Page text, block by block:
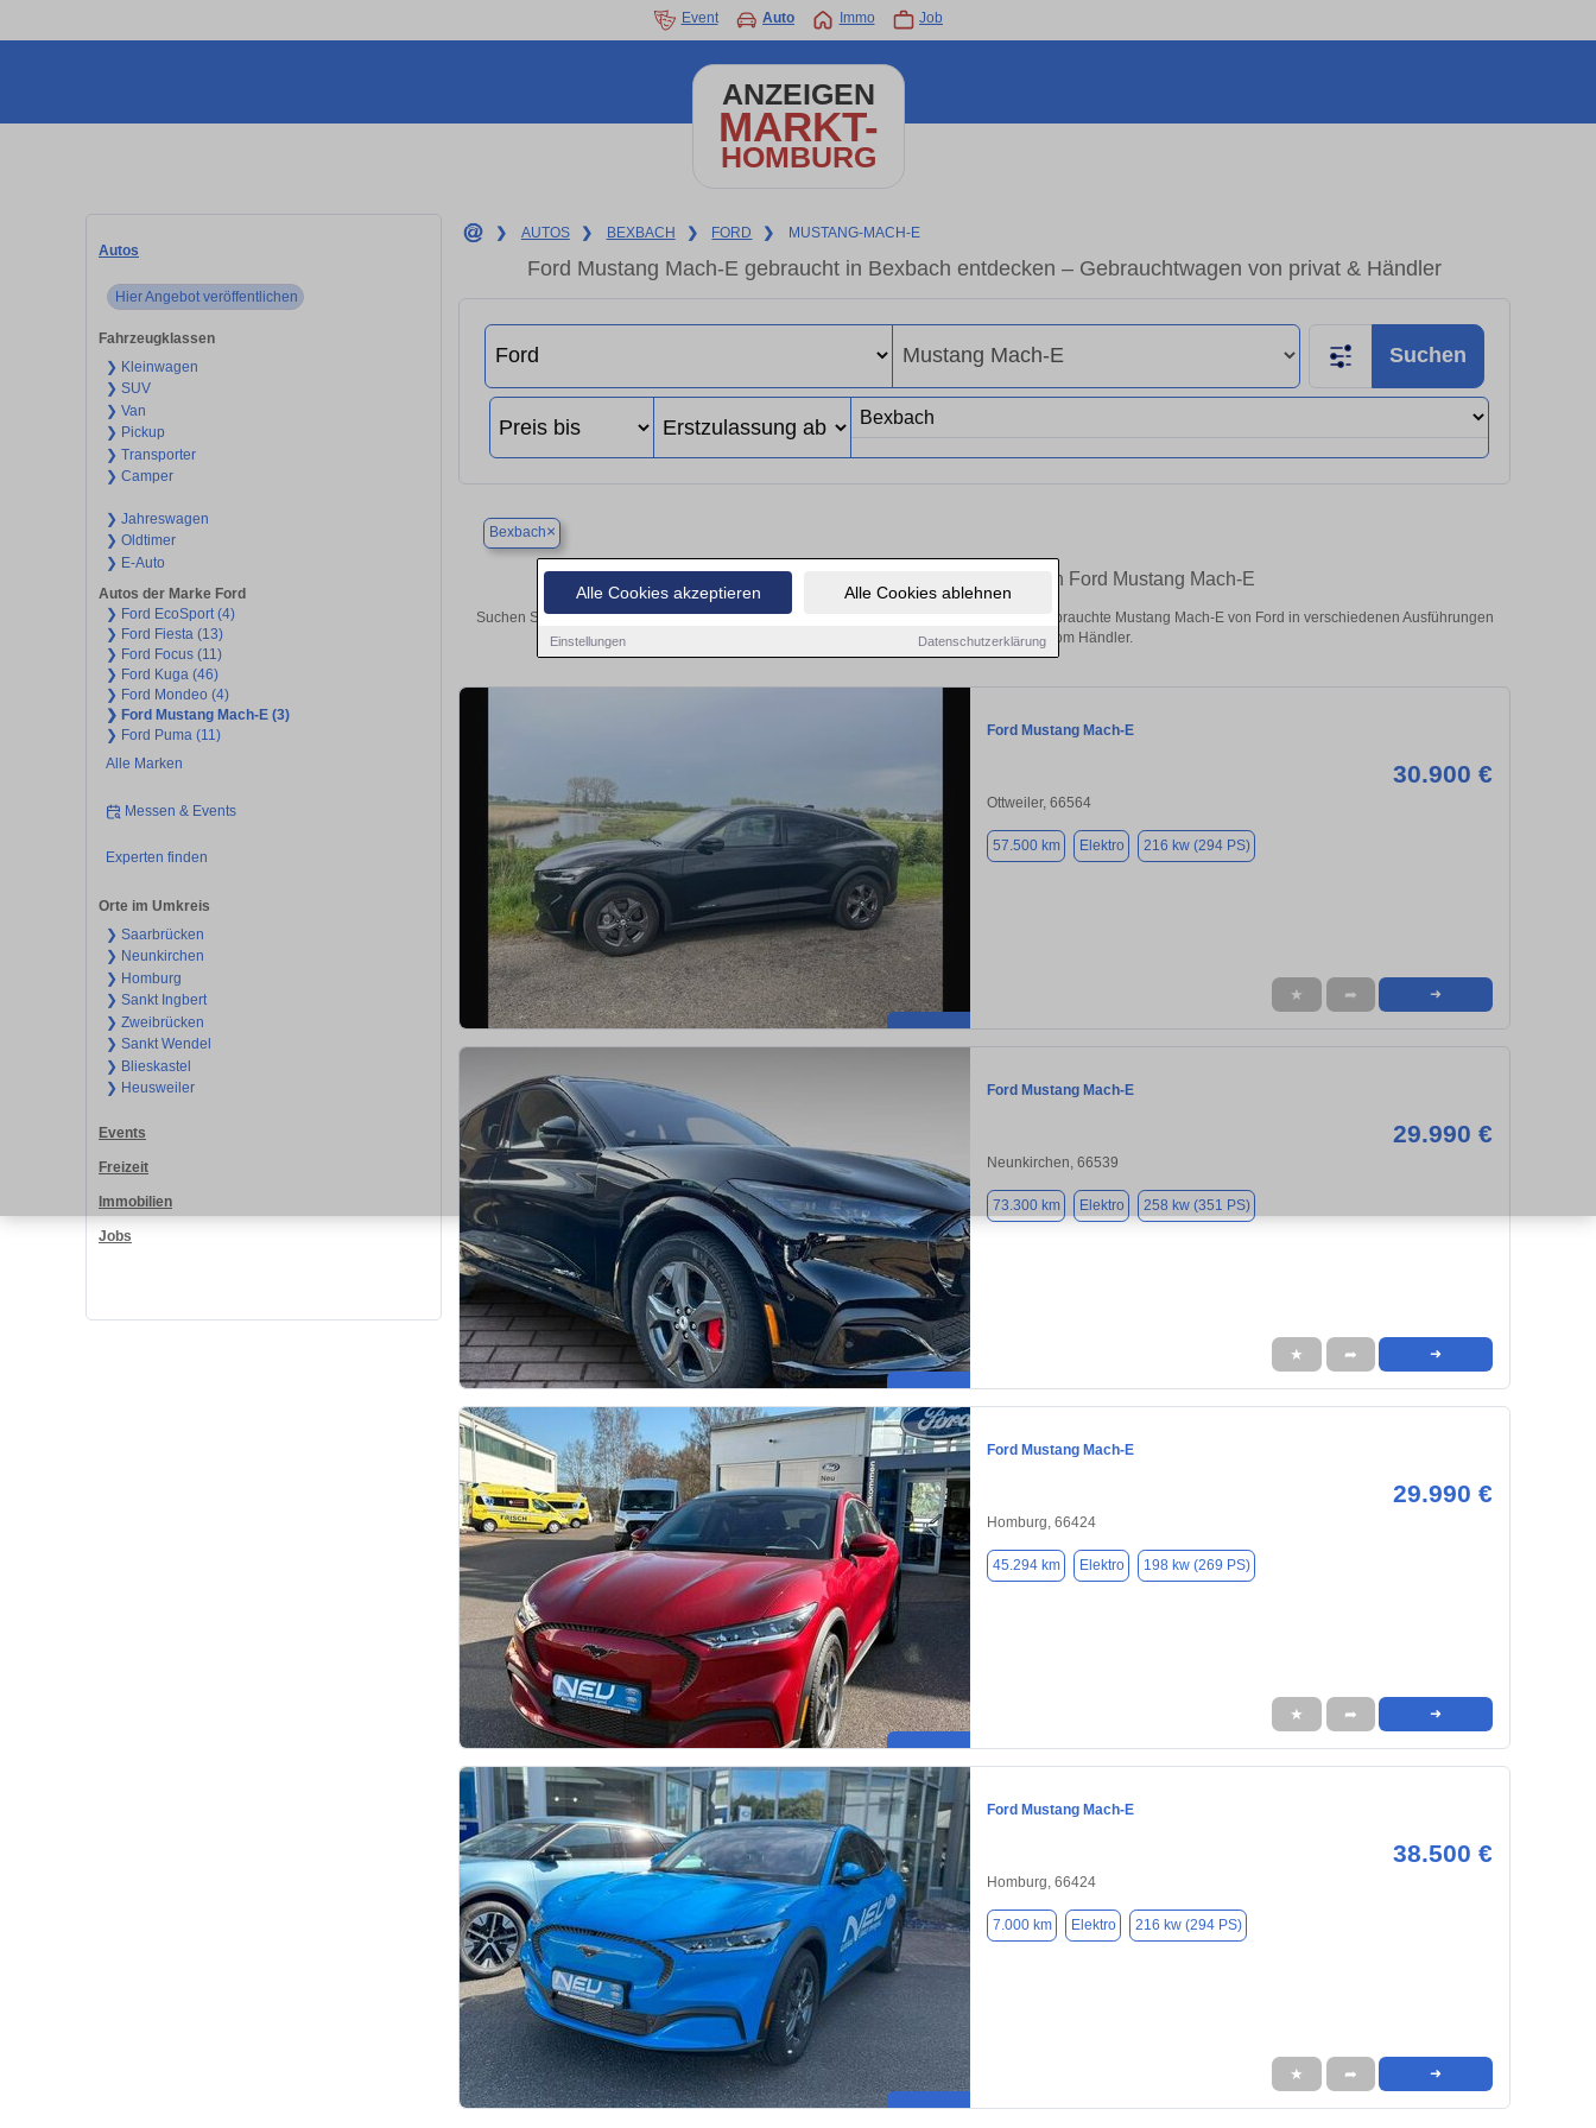
Alle Cookies akzeptieren Alle Cookies ablehnen
Einstellungen Datenschutzerklärung
Event Auto Immo Job
ANZEIGEN
MARKT-
HOMBURG
Autos
Hier Angebot veröffentlichen
Fahrzeugklassen
❯ Kleinwagen
❯ SUV
❯ Van
❯ Pickup
❯ Transporter
❯ Camper
❯ Jahreswagen
❯ Oldtimer
❯ E-Auto
Autos der Marke Ford
❯ Ford EcoSport (4)
❯ Ford Fiesta (13)
❯ Ford Focus (11)
❯ Ford Kuga (46)
❯ Ford Mondeo (4)
❯ Ford Mustang Mach-E (3)
❯ Ford Puma (11)
Alle Marken
Messen & Events
Experten finden
Orte im Umkreis
❯ Saarbrücken
❯ Neunkirchen
❯ Homburg
❯ Sankt Ingbert
❯ Zweibrücken
❯ Sankt Wendel
❯ Blieskastel
❯ Heusweiler
Events
Freizeit
Immobilien
Jobs
❯ AUTOS ❯ BEXBACH ❯ FORD ❯ MUSTANG-MACH-E
Ford Mustang Mach-E gebraucht in Bexbach entdecken – Gebrauchtwagen von privat & Händler
Suchen
Bexbach×
Finden Sie in Bexbach Ihren gebrauchten Ford Mustang Mach-E
Suchen Sie in Bexbach einen Ford Mustang Mach-E Gebrauchtwagen? Entdecken Sie gebrauchte Mustang Mach-E von Ford in verschiedenen Ausführungen
und Preisklassen von privat und vom Händler.
Ford Mustang Mach-E
30.900 €
Ottweiler, 66564
57.500 km Elektro 216 kw (294 PS)
★ ➦ ➜
Ford Mustang Mach-E
29.990 €
Neunkirchen, 66539
73.300 km Elektro 258 kw (351 PS)
★ ➦ ➜
Ford Mustang Mach-E
29.990 €
Homburg, 66424
45.294 km Elektro 198 kw (269 PS)
★ ➦ ➜
Ford Mustang Mach-E
38.500 €
Homburg, 66424
7.000 km Elektro 216 kw (294 PS)
★ ➦ ➜